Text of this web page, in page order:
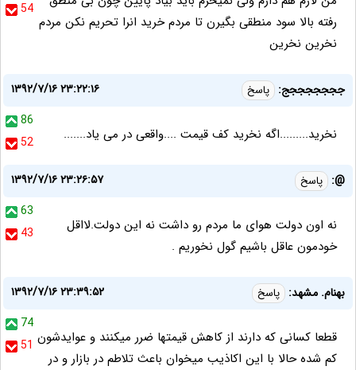
54
رفته بالا سود منطقی بگیرن تا مردم خرید انرا تحریم نکن مردم
نخرین نخرین
جججججججج: پاسخ
۱۳۹۲/۷/۱۶ ۲۳:۲۲:۱۶
86
52
نخرید.........اگه نخرید کف قیمت ....واقعی در می یاد.......
@: پاسخ
۱۳۹۲/۷/۱۶ ۲۳:۲۶:۵۷
63
43
نه اون دولت هوای ما مردم رو داشت نه این دولت.لااقل
خودمون عاقل باشیم گول نخوریم .
بهنام. مشهد: پاسخ
۱۳۹۲/۷/۱۶ ۲۳:۳۹:۵۲
74
51 قطعا کسانی که دارند از کاهش قیمتها ضرر میکنند و عوایدشون
کم شده حالا با این اکاذیب میخوان باعث تلاطم در بازار و در